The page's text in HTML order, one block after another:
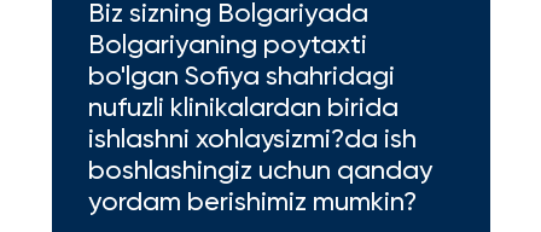
Biz sizning Bolgariyada
Bolgariyaning poytaxti
bo'lgan Sofiya shahridagi
nufuzli klinikalardan birida
ishlashni xohlaysizmi?da ish
boshlashingiz uchun qanday
yordam berishimiz mumkin?